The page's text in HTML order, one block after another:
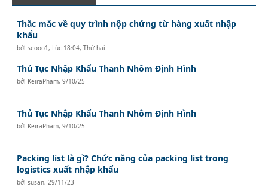
Thắc mắc về quy trình nộp chứng từ hàng xuất nhập
khẩu
bởiseooo1 , Lúc 18:04, Thứ hai
Thủ Tục Nhập Khẩu Thanh Nhôm Định Hình
bởi KeiraPham,9/10/25
Thủ Tục Nhập Khẩu Thanh Nhôm Định Hình
bởi KeiraPham,9/10/25
Packing list là gì? Chức năng của packing list trong
logistics xuất nhập khẩu
bởisusan, 29/11/23